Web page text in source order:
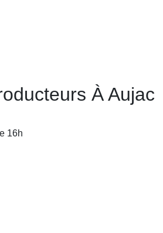
À Aujac
16h